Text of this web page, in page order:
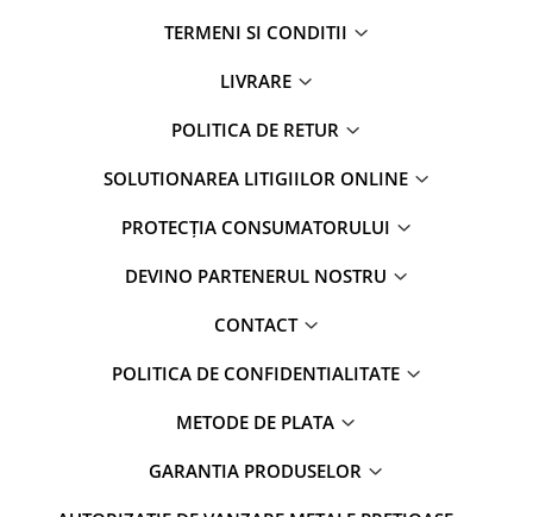
TERMENI SI CONDITII
LIVRARE
POLITICA DE RETUR
SOLUTIONAREA LITIGIILOR ONLINE
PROTECȚIA CONSUMATORULUI
DEVINO PARTENERUL NOSTRU
CONTACT
POLITICA DE CONFIDENTIALITATE
METODE DE PLATA
GARANTIA PRODUSELOR